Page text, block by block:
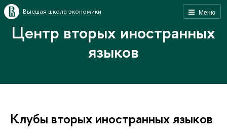
Меню
Высшая школа экономики
Центр вторых иностранных
языков
Клубы вторых иностранных языков